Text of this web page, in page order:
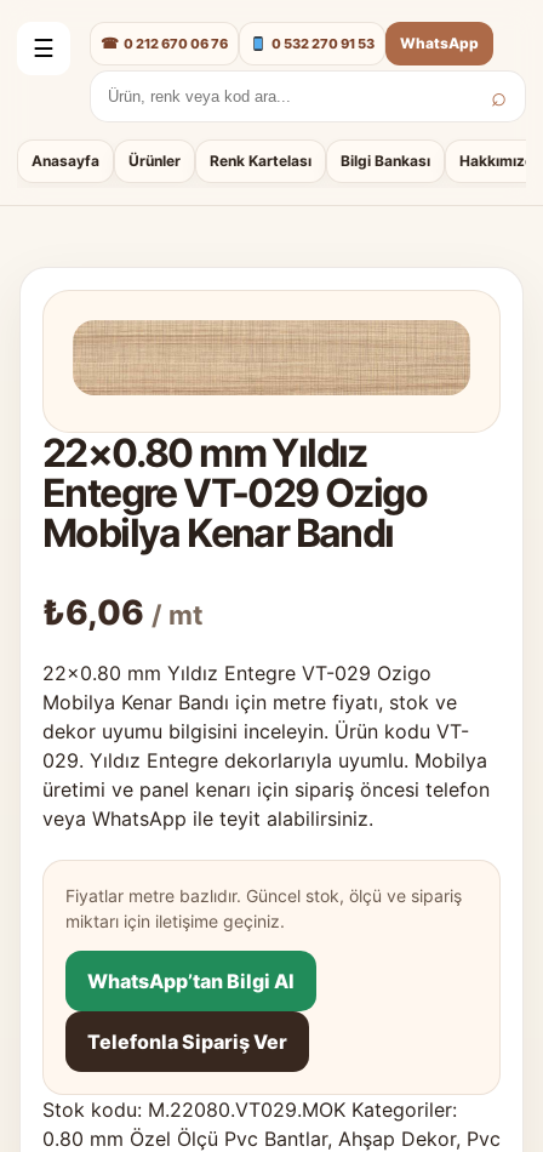
☰
Anasayfa Ürünler Renk Kartelası Bilgi Bankası Hakkımızda
Arama: ⌕
☎ 0 212 670 06 76 0 532 270 91 53 WhatsApp
22×0.80 mm Yıldız
Entegre VT-029 Ozigo
Mobilya Kenar Bandı
₺6,06 / mt
22×0.80 mm Yıldız Entegre VT-029 Ozigo
Mobilya Kenar Bandı için metre fiyatı, stok ve
dekor uyumu bilgisini inceleyin. Ürün kodu VT-
029. Yıldız Entegre dekorlarıyla uyumlu. Mobilya
üretimi ve panel kenarı için sipariş öncesi telefon
veya WhatsApp ile teyit alabilirsiniz.
Fiyatlar metre bazlıdır. Güncel stok, ölçü ve sipariş
miktarı için iletişime geçiniz.
WhatsApp’tan Bilgi Al
Telefonla Sipariş Ver
Stok kodu: M.22080.VT029.MOK Kategoriler:
0.80 mm Özel Ölçü Pvc Bantlar, Ahşap Dekor, Pvc